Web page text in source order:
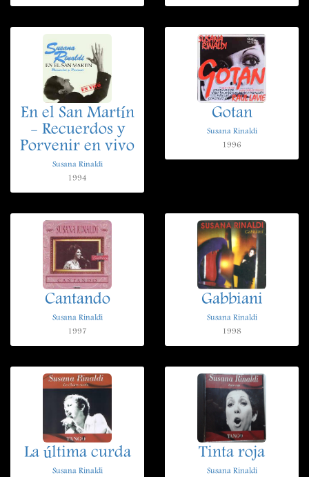
En el San Martín
- Recuerdos y
Porvenir en vivo
Susana Rinaldi
1994
Gotan
Susana Rinaldi
1996
Cantando
Susana Rinaldi
1997
Gabbiani
Susana Rinaldi
1998
La última curda
Susana Rinaldi
Tinta roja
Susana Rinaldi